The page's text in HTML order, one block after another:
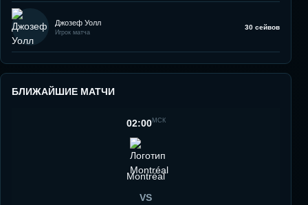
Джозеф Уолл
Игрок матча
30 сейвов
БЛИЖАЙШИЕ МАТЧИ
02:00МСК
Montréal
VS